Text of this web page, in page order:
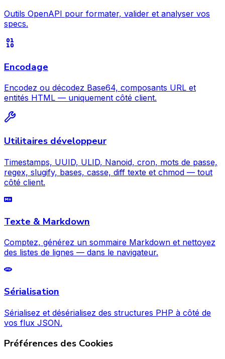
Outils OpenAPI pour formater, valider et analyser vos
specs.
Encodage
Encodez ou décodez Base64, composants URL et
entités HTML — uniquement côté client.
Utilitaires développeur
Timestamps, UUID, ULID, Nanoid, cron, mots de passe,
regex, slugify, bases, casse, diff texte et chmod — tout
côté client.
Texte & Markdown
Comptez, générez un sommaire Markdown et nettoyez
des listes de lignes — dans le navigateur.
Sérialisation
Sérialisez et désérialisez des structures PHP à côté de
vos flux JSON.
Préférences des Cookies